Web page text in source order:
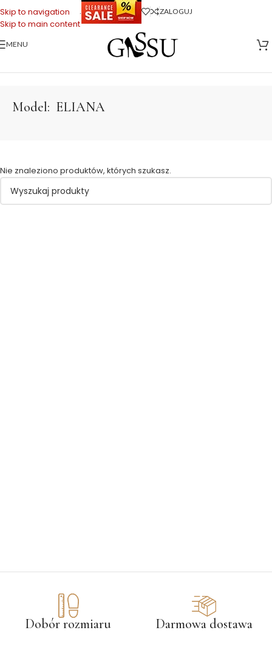
Skip to navigation
Skip to main content
. ZALOGUJ
MENU
Model: ELIANA
Nie znaleziono produktów, których szukasz.
Dobór rozmiaru Darmowa dostawa